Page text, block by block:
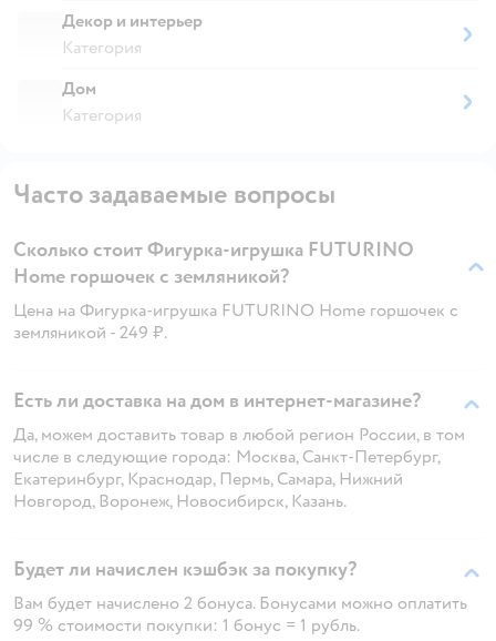
Декор и интерьер
Категория
Дом
Категория
Часто задаваемые вопросы
Сколько стоит Фигурка-игрушка FUTURINO
Home горшочек с земляникой?
Цена на Фигурка-игрушка FUTURINO Home горшочек с
земляникой - 249 ₽.
Есть ли доставка на дом в интернет-магазине?
Да, можем доставить товар в любой регион России, в том
числе в следующие города: Москва, Санкт-Петербург,
Екатеринбург, Краснодар, Пермь, Самара, Нижний
Новгород, Воронеж, Новосибирск, Казань.
Будет ли начислен кэшбэк за покупку?
Вам будет начислено 2 бонуса. Бонусами можно оплатить
99 % стоимости покупки: 1 бонус = 1 рубль.